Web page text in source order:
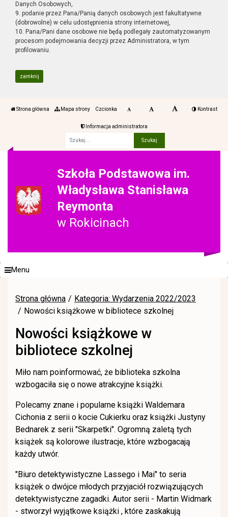
Danych Osobowych,
9. podanie przez Pana/Panią danych osobowych jest fakultatywne
(dobrowolne) w celu udostępnienia strony internetowej,
10. Pana/Pani dane osobowe nie będą podlegały zautomatyzowanym
procesom podejmowania decyzji przez Administratora, w tym
profilowaniu.
zamknij
Strona główna Mapa strony Czcionka Kontrast
Informacja administratora
Szkoła Podstawowa im.
Władysława Stanisława
Reymonta
w Rokicinach
Menu
Strona główna
Kategoria: Wydarzenia 2022/2023
Nowości książkowe w bibliotece szkolnej
Nowości książkowe w
bibliotece szkolnej
Miło nam poinformować, że biblioteka szkolna
wzbogaciła się o nowe atrakcyjne książki.
Polecamy znane i popularne książki Waldemara
Cichonia z serii o kocie Cukierku oraz książki Justyny
Bednarek z serii "Skarpetki". Ogromną zaletą tych
książek są kolorowe ilustracje, które wzbogacają
każdy utwór.
"Biuro detektywistyczne Lassego i Mai" to seria
książek o dwójce młodych przyjaciół rozwiązujących
detektywistyczne zagadki. Autor serii - Martin Widmark
- stworzył wyjątkowe książki , które zaskakują